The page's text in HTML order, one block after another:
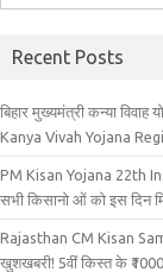
for:
Recent Posts
बिहार मुख्‍यमंत्री कन्‍या
Kanya Vivah Yojana
PM Kisan Yojana 22th
सभी किसानो ओं को इस दिन
Rajasthan CM Kisan
खुशखबरी! 5वीं किस्त के